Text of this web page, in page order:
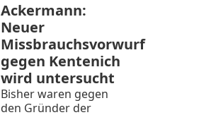
Ackermann:
Neuer
Missbrauchsvorwurf
gegen Kentenich
wird untersucht
Bisher waren gegen
den Gründer der